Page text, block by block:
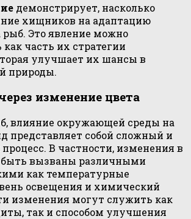
демонстрирует, насколько
хищников на адаптацию
Это явление можно
часть их стратегии
улучшает их шансы в
природы.
изменение цвета
влияние окружающей среды на
представляет собой сложный и
В частности, изменения в
быть вызваны различными
как температурные
освещения и химический
изменения могут служить как
так и способом улучшения